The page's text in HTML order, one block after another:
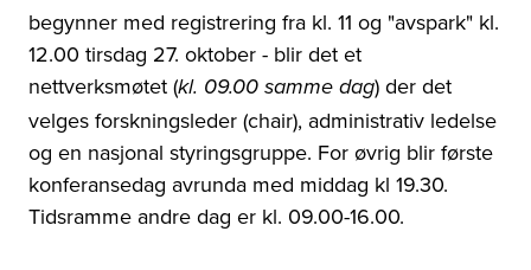
begynner med registrering fra kl. 11 og "avspark" kl.
12.00 tirsdag 27. oktober - blir det et
nettverksmøtet (kl. 09.00 samme dag) der det
velges forskningsleder (chair), administrativ ledelse
og en nasjonal styringsgruppe. For øvrig blir første
konferansedag avrunda med middag kl 19.30.
Tidsramme andre dag er kl. 09.00-16.00.